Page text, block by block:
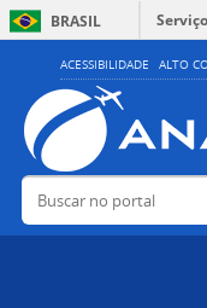
ACESSIBILIDADE ALTO
BRASIL
Buscar no portal